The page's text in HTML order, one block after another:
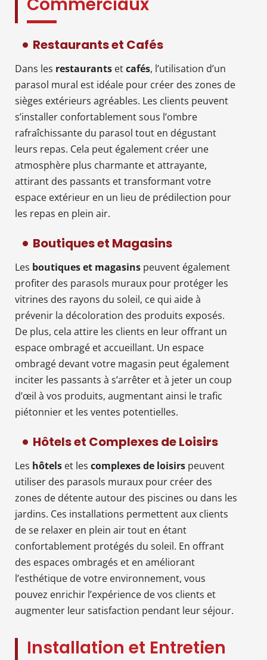
Restaurants et Cafés
Dans les restaurants etcafés, l’utilisation d’un
parasol mural est idéale pour créer des zones de
sièges extérieurs agréables. Les clients peuvent
s’installer confortablement sous l’ombre
rafraîchissante du parasol tout en dégustant
leurs repas. Cela peut également créer une
atmosphère plus charmante et attrayante,
attirant des passants et transformant votre
espace extérieur en un lieu de prédilection pour
les repas en plein air.
Boutiques et Magasins
Les boutiques et magasins peuvent également
profiter des parasols muraux pour protéger les
vitrines des rayons du soleil, ce qui aide à
prévenir la décoloration des produits exposés.
De plus, cela attire les clients en leur offrant un
espace ombragé et accueillant. Un espace
ombragé devant votre magasin peut également
inciter les passants à s’arrêter et à jeter un coup
d’œil à vos produits, augmentant ainsi le trafic
piétonnier et les ventes potentielles.
Hôtels et Complexes de Loisirs
Les hôtels et les complexes de loisirs peuvent
utiliser des parasols muraux pour créer des
zones de détente autour des piscines ou dans les
jardins. Ces installations permettent aux clients
de se relaxer en plein air tout en étant
confortablement protégés du soleil. En offrant
des espaces ombragés et en améliorant
l’esthétique de votre environnement, vous
pouvez enrichir l’expérience de vos clients et
augmenter leur satisfaction pendant leur séjour.
Installation et Entretien